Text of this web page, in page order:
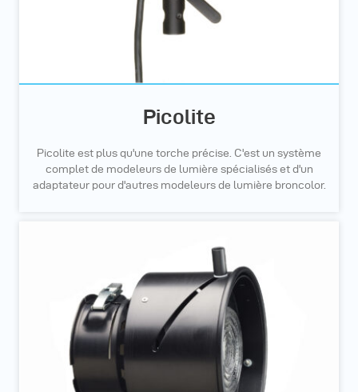
Picolite
Picolite est plus qu'une torche précise. C'est un système
complet de modeleurs de lumière spécialisés et d'un
adaptateur pour d'autres modeleurs de lumière broncolor.